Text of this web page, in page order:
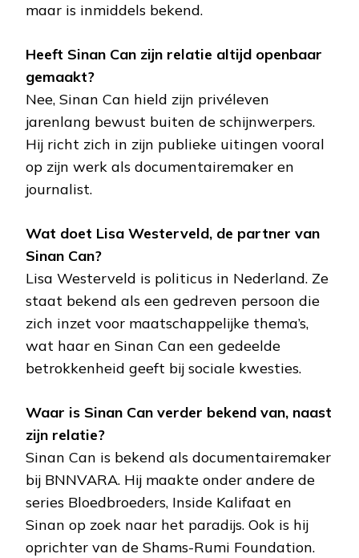
maar is inmiddels bekend.
Heeft Sinan Can zijn relatie altijd openbaar
gemaakt?
Nee, Sinan Can hield zijn privéleven
jarenlang bewust buiten de schijnwerpers.
Hij richt zich in zijn publieke uitingen vooral
op zijn werk als documentairemaker en
journalist.
Wat doet Lisa Westerveld, de partner van
Sinan Can?
Lisa Westerveld is politicus in Nederland. Ze
staat bekend als een gedreven persoon die
zich inzet voor maatschappelijke thema’s,
wat haar en Sinan Can een gedeelde
betrokkenheid geeft bij sociale kwesties.
Waar is Sinan Can verder bekend van, naast
zijn relatie?
Sinan Can is bekend als documentairemaker
bij BNNVARA. Hij maakte onder andere de
series Bloedbroeders, Inside Kalifaat en
Sinan op zoek naar het paradijs. Ook is hij
oprichter van de Shams-Rumi Foundation.